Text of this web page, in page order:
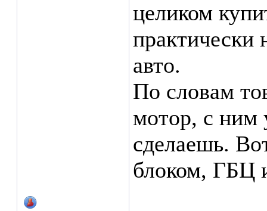
целиком
практически
авто.
По словам
мотор, с ним
сделаешь.
блоком, ГБЦ